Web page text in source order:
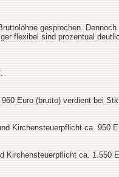
gesprochen.
flexibel sind prozentual
Euro (brutto) verdient bei
Kirchensteuerpflicht ca. 950
ca. 1.550